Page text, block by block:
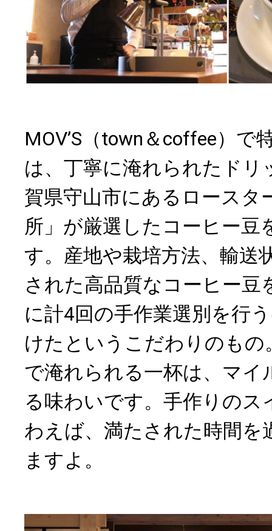
MOV’S（town＆coffee）で
は、丁寧に淹れられたドリ
賀県守山市にあるロースタ
所」が厳選したコーヒー豆
す。産地や栽培方法、輸送
された高品質なコーヒー豆
に計4回の手作業選別を行
けたというこだわりのも
で淹れられる一杯は、マイ
る味わいです。手作りのス
わえば、満たされた時間を
ますよ。